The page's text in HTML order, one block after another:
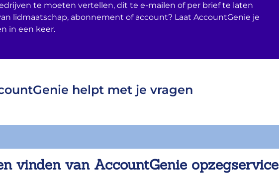
te moeten vertellen, dit te e-mailen of per brief te laten
lidmaatschap, abonnement of account? Laat AccountGenie je
in een keer.
helpt met je vragen
vinden van AccountGenie opzegservice